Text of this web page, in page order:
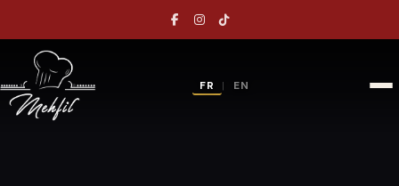
FR | EN